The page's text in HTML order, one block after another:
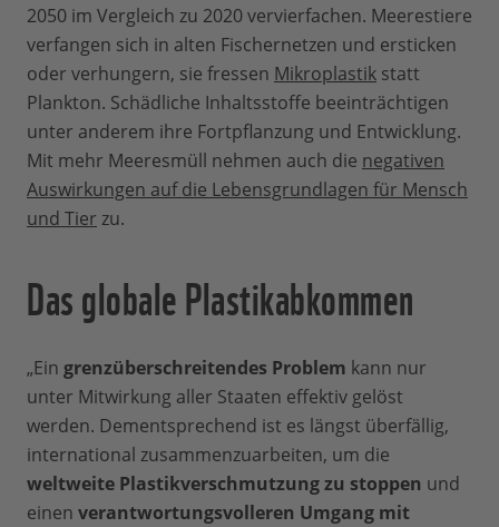
2050 im Vergleich zu 2020 vervierfachen. Meerestiere
verfangen sich in alten Fischernetzen und ersticken
oder verhungern, sie fressen Mikroplastik statt
Plankton. Schädliche Inhaltsstoffe beeinträchtigen
unter anderem ihre Fortpflanzung und Entwicklung.
Mit mehr Meeresmüll nehmen auch die negativen
Auswirkungen auf die Lebensgrundlagen für Mensch
und Tier zu.
Das globale Plastikabkommen
„Ein grenzüberschreitendes Problem kann nur
unter Mitwirkung aller Staaten effektiv gelöst
werden. Dementsprechend ist es längst überfällig,
international zusammenzuarbeiten, um die
weltweite Plastikverschmutzung zu stoppen und
einen verantwortungsvolleren Umgang mit